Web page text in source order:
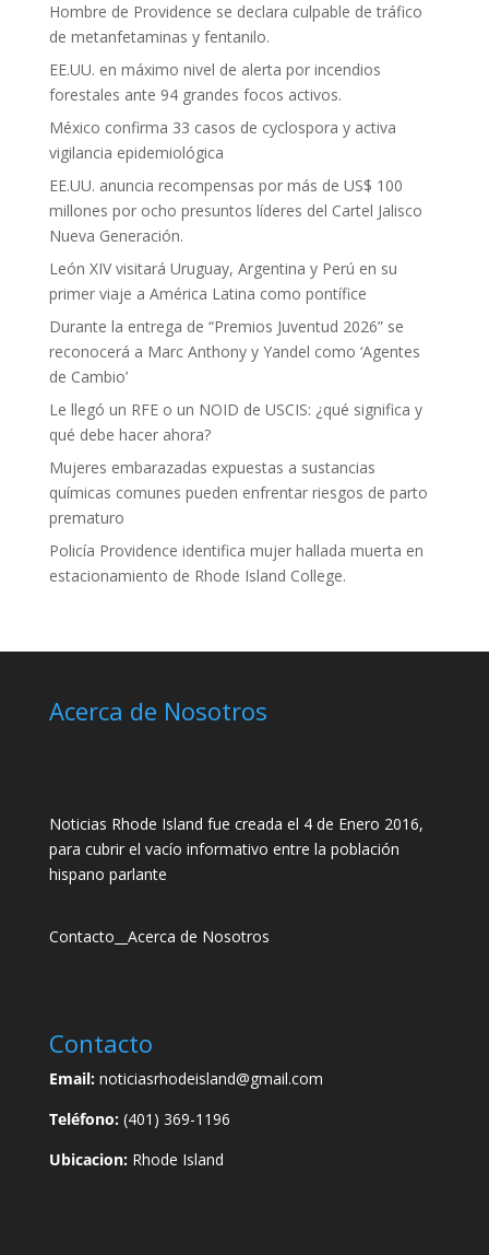
Hombre de Providence se declara culpable de tráfico
de metanfetaminas y fentanilo.
EE.UU. en máximo nivel de alerta por incendios
forestales ante 94 grandes focos activos.
México confirma 33 casos de cyclospora y activa
vigilancia epidemiológica
EE.UU. anuncia recompensas por más de US$ 100
millones por ocho presuntos líderes del Cartel Jalisco
Nueva Generación.
León XIV visitará Uruguay, Argentina y Perú en su
primer viaje a América Latina como pontífice
Durante la entrega de “Premios Juventud 2026” se
reconocerá a Marc Anthony y Yandel como ‘Agentes
de Cambio’
Le llegó un RFE o un NOID de USCIS: ¿qué significa y
qué debe hacer ahora?
Mujeres embarazadas expuestas a sustancias
químicas comunes pueden enfrentar riesgos de parto
prematuro
Policía Providence identifica mujer hallada muerta en
estacionamiento de Rhode Island College.
Acerca de Nosotros
Noticias Rhode Island fue creada el 4 de Enero 2016,
para cubrir el vacío informativo entre la población
hispano parlante
Contacto Acerca de Nosotros
Contacto
Email:noticiasrhodeisland@gmail.com
Teléfono:(401) 369-1196
Ubicacion:Rhode Island